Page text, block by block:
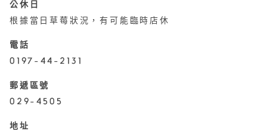
公休日
根據當日草莓狀況，有可能臨時店休
電話
0197-44-2131
郵遞區號
029-4505
地址